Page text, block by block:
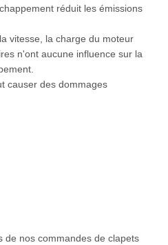
réduit les émissions
vitesse, la charge du moteur
n'ont aucune influence sur la
causer des dommages
de nos commandes de clapets